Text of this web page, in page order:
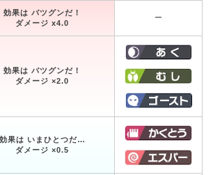
効果は バツグンだ！
ダメージ x4.0
ー
効果は バツグンだ！
ダメージ ×2.0
効果は いまひとつだ…
ダメージ ×0.5